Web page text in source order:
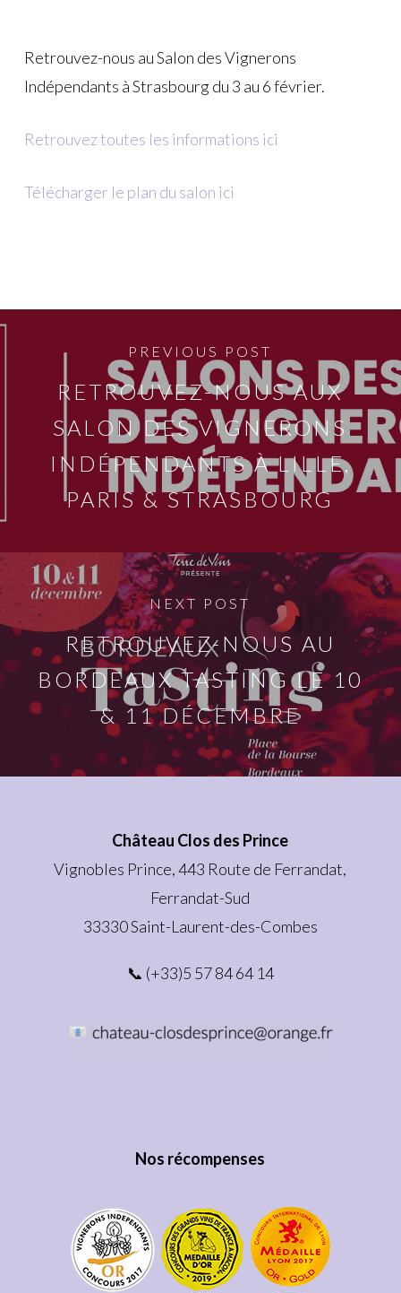
Retrouvez-nous au Salon des Vignerons
Indépendants à Strasbourg du 3 au 6 février.
Retrouvez toutes les informations ici
Télécharger le plan du salon ici
PREVIOUS POST
RETROUVEZ-NOUS AUX
SALON DES VIGNERONS
INDÉPENDANTS À LILLE,
PARIS & STRASBOURG
NEXT POST
RETROUVEZ-NOUS AU
BORDEAUX TASTING LE 10
& 11 DÉCEMBRE
Château Clos des Prince
Vignobles Prince, 443 Route de Ferrandat,
Ferrandat-Sud
33330 Saint-Laurent-des-Combes
📞 (+33)5 57 84 64 14
Nos récompenses